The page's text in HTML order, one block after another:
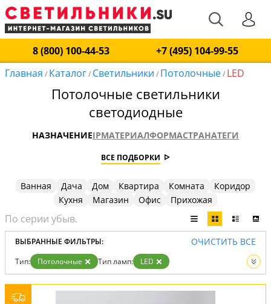
8 (800) 100-44-53
+7 (495) 104-99-55
Главная / Каталог/ Светильники / Потолочные/ LED
Потолочные светильники
светодиодные
НАЗНАЧЕНИЕIPМАТЕРИАЛФОРМАСТРАНАТЕГИ
ВСЕ ПОДБОРКИ
Ванная Дача Дом Квартира Комната
Коридор
Кухня
Магазин Офис Прихожая
ВЫБРАННЫЕ ФИЛЬТРЫ: ОЧИСТИТЬ ВСЕ
Тип: Потолочные Тип ламп:
LED
Вид:
Светильники